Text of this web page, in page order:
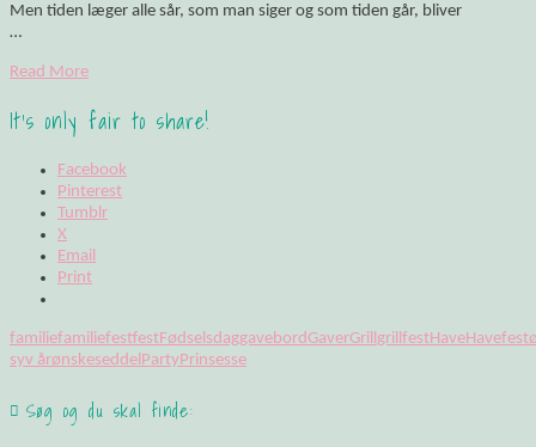
Men tiden læger alle sår, som man siger og som tiden går, bliver
…
Read More
It's only fair to share!
Facebook
Pinterest
Tumblr
X
Email
Print
familiefamiliefestfestFødselsdaggavebordGaverGrill grillfestHaveHavefest
syv årønskeseddel PartyPrinsesse
Søg og du skal finde: